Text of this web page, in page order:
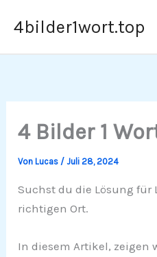
Inhalt
4bilder1wort.top
4 Bilder 1
VonLucas /Juli 28, 2024
Suchst du die Lösung für
richtigen Ort.
In diesem Artikel, zeigen